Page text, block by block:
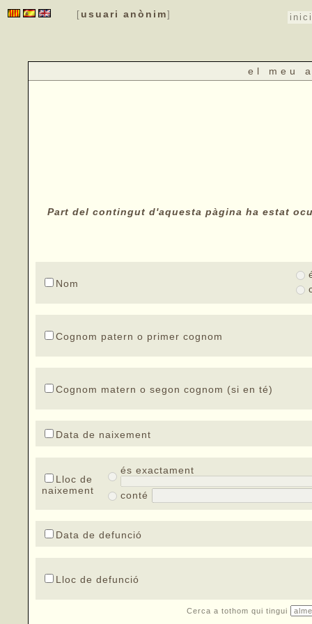
[ usuari anònim] inici
el meu
Part del contingut d'aquesta pàgina ha estat
Nom
Cognom patern o primer cognom
Cognom matern o segon cognom (si en té)
Data de naixement
Lloc de
naixement
és exactament
conté
Data de defunció
Lloc de defunció
Cerca a tothom qui tingui